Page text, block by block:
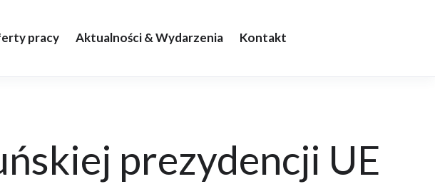
pracy Aktualności & Wydarzenia Kontakt
prezydencji UE